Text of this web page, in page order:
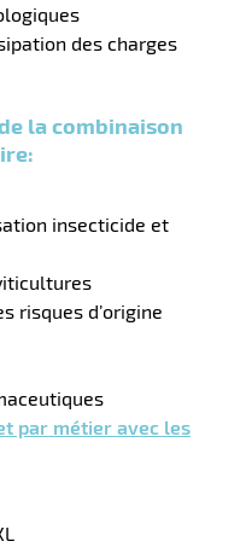
des charges
la combinaison
insecticide et
risques d’origine
par métier avec les